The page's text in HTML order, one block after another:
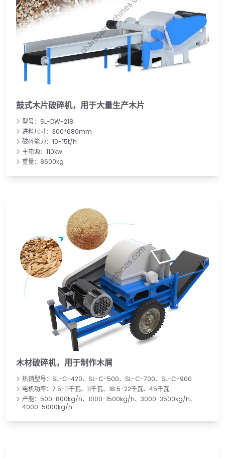
鼓式木片破碎机，用于大量生产木片
型号：SL-DW-218
进料尺寸：300*680mm
破碎能力：10-15t/h
主电源：110kw
重量：8600kg
木材破碎机，用于制作木屑
热销型号：SL-C-420、SL-C-500、SL-C-700、SL-C-900
电机功率：7.5-11千瓦、11千瓦、18.5-22千瓦、45千瓦
产能：500-800kg/h、1000-1500kg/h、3000-3500kg/h、
4000-5000kg/h